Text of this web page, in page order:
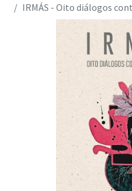
IRMÁS - Oito diálogos